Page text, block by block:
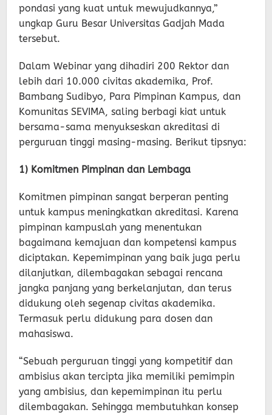
pondasi yang kuat untuk mewujudkannya,”
ungkap Guru Besar Universitas Gadjah Mada
tersebut.
Dalam Webinar yang dihadiri 200 Rektor dan
lebih dari 10.000 civitas akademika, Prof.
Bambang Sudibyo, Para Pimpinan Kampus, dan
Komunitas SEVIMA, saling berbagi kiat untuk
bersama-sama menyukseskan akreditasi di
perguruan tinggi masing-masing. Berikut tipsnya:
1) Komitmen Pimpinan dan Lembaga
Komitmen pimpinan sangat berperan penting
untuk kampus meningkatkan akreditasi. Karena
pimpinan kampuslah yang menentukan
bagaimana kemajuan dan kompetensi kampus
diciptakan. Kepemimpinan yang baik juga perlu
dilanjutkan, dilembagakan sebagai rencana
jangka panjang yang berkelanjutan, dan terus
didukung oleh segenap civitas akademika.
Termasuk perlu didukung para dosen dan
mahasiswa.
“Sebuah perguruan tinggi yang kompetitif dan
ambisius akan tercipta jika memiliki pemimpin
yang ambisius, dan kepemimpinan itu perlu
dilembagakan. Sehingga membutuhkan konsep